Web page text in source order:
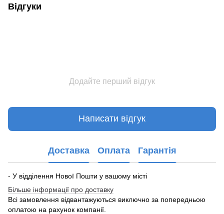
Відгуки
Додайте перший відгук
Написати відгук
Доставка Оплата Гарантія
- У відділення Нової Пошти у вашому місті
Більше інформації про доставку
Всі замовлення відвантажуються виключно за попередньою
оплатою на рахунок компанії.